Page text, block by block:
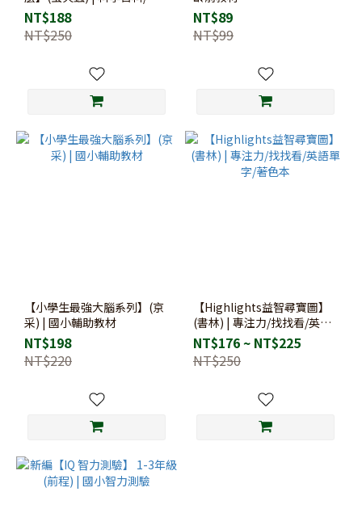
萬個為什麼
NT$188
NT$250
NT$89
NT$99
【小學生最強大腦系列】(京
采) | 國小輔助教材
NT$198
NT$220
【Highlights益智尋寶圖】
(書林) | 專注力/找找看/英語
單字/著色本
NT$176 ~ NT$225
NT$250